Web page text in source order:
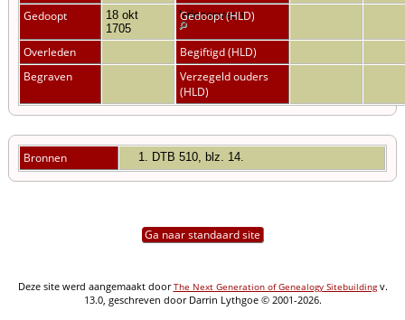
Gedoopt
18 okt
1705
Vriezenveen
Gedoopt (HLD)
Overleden
Begiftigd (HLD)
Begraven
Verzegeld ouders
(HLD)
Bronnen DTB 510, blz. 14.
Ga naar standaard site
Deze site werd aangemaakt doorThe Next Generation of Genealogy Sitebuildingv.
13.0, geschreven door Darrin Lythgoe © 2001-2026.